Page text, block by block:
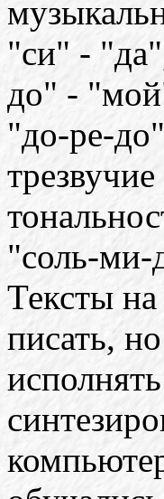
"си" -
до" -
"до-ре-
трезвучие
"соль-
Тексты
писать,